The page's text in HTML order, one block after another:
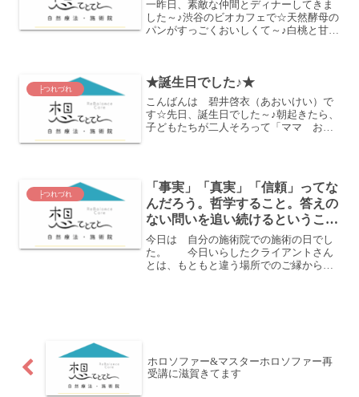
一昨日、素敵な仲間とディナーしてきま
した～♪渋谷のビオカフェで☆天然酵母の
パンがすっごくおいしくて～♪白桃と甘酒
素材がいいからやっ...
├つれづれ ★誕生日でした♪★
こんばんは 碧井啓衣（あおいけい）で
す☆先日、誕生日でした～♪朝起きたら、
子どもたちが二人そろって「ママ お誕
うって二人で言いに行った...
├つれづれ
「事実」「真実」「信頼」ってな
んだろう。哲学すること。答えの
ない問いを追い続けるというこ
と。
今日は 自分の施術院での施術の日でし
た。 今日いらしたクライアントさん
とは、もともと違う場所でのご縁からス
ホロソファー&マスターホロソファー再
受講に滋賀きてます